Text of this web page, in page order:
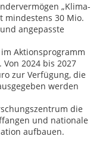
„Klima-
mindestens 30 Mio.
angepasste
Aktionsprogramm
2024 bis 2027
zur Verfügung, die
werden
die
und nationale
aufbauen.